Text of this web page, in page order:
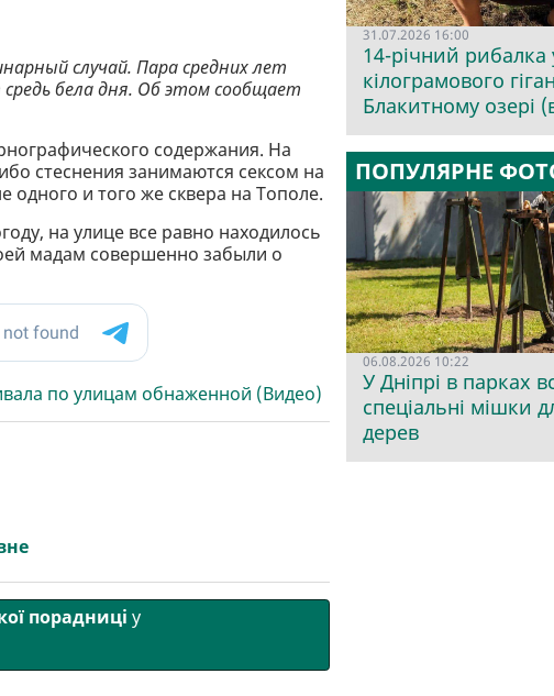
случай. Пара средних лет
бела дня. Об этом сообщает
содержания. На
стеснения занимаются сексом на
и того же сквера на Тополе.
на улице все равно находилось
мадам совершенно забыли о
по улицам обнаженной (Видео)
порадниці у
31.07.2026 16:00
14-річний рибалка
кілограмового
Блакитному озері
ПОПУЛЯРНЕ
06.08.2026 10:22
У Дніпрі в парках
спеціальні мішки
дерев